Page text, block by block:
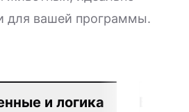
для вашей программы.
и логика